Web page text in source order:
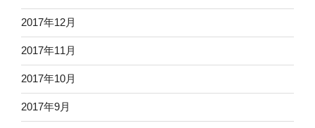
2017年12月
2017年11月
2017年10月
2017年9月